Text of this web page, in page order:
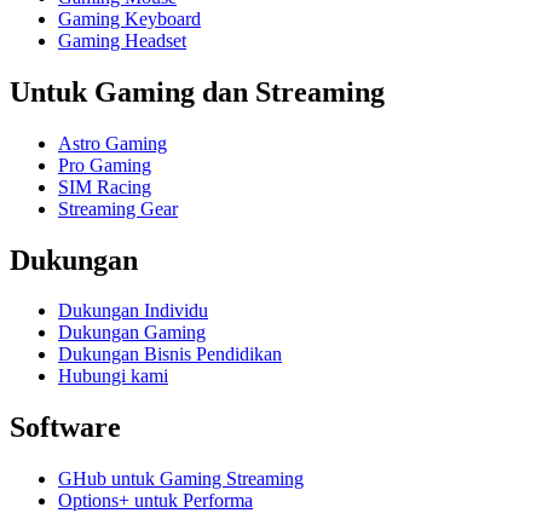
Gaming Keyboard
Gaming Headset
Untuk Gaming dan Streaming
Astro Gaming
Pro Gaming
SIM Racing
Streaming Gear
Dukungan
Dukungan Individu
Dukungan Gaming
Dukungan Bisnis Pendidikan
Hubungi kami
Software
GHub untuk Gaming Streaming
Options+ untuk Performa